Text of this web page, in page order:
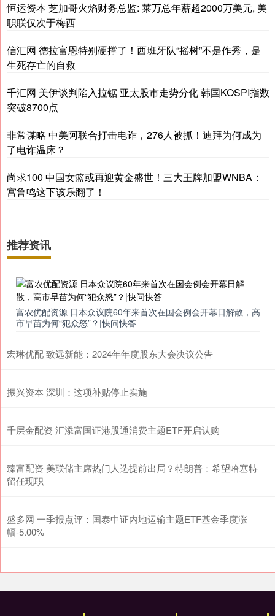
恒运资本 芝加哥火焰财务总监: 莱万总年薪超2000万美元, 美
职联仅次于梅西
信汇网 德拉富恩特别硬撑了！西班牙队“摇树”不是作秀，是
生死存亡的自救
千汇网 美伊谈判陷入拉锯 亚太股市走势分化 韩国KOSPI指数
突破8700点
非常谋略 中美阿联合打击电诈，276人被抓！迪拜为何成为
了电诈温床？
尚求100 中国女篮或再迎黄金盛世！三大王牌加盟WNBA：
宫鲁鸣这下该乐翻了！
推荐资讯
富农优配资源 日本众议院60年来首次在国会例会开幕日解散，高
市早苗为何“犯众怒”？|快问快答
宏琳优配 致远新能：2024年年度股东大会决议公告
振兴资本 深圳：这项补贴停止实施
千层金配资 汇添富国证港股通消费主题ETF开启认购
臻富配资 美联储主席热门人选提前出局？特朗普：希望哈塞特
留任现职
盛多网 一季报点评：国泰中证内地运输主题ETF基金季度涨
幅-5.00%